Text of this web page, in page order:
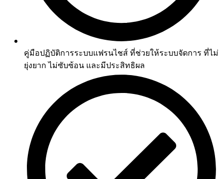
คู่มือปฏิบัติการระบบแฟรนไชส์ ที่ช่วยให้ระบบจัดการ ที่ไม่
ยุ่งยาก ไม่ซับซ้อน และมีประสิทธิผล